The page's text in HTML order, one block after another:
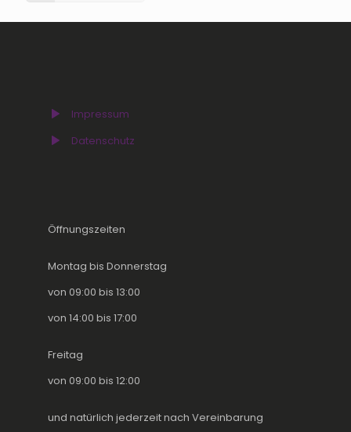
Impressum
Datenschutz
Öffnungszeiten
Montag bis Donnerstag
von 09:00 bis 13:00
von 14:00 bis 17:00
Freitag
von 09:00 bis 12:00
und natürlich jederzeit nach Vereinbarung